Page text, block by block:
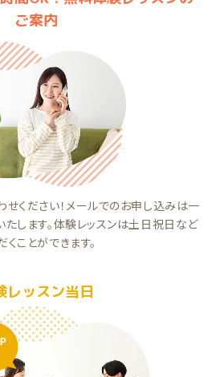
ご案内
ください！メールでのお申し込みは一
します。体験レッスンは土日祝日など
ことができます。
レッスン当日